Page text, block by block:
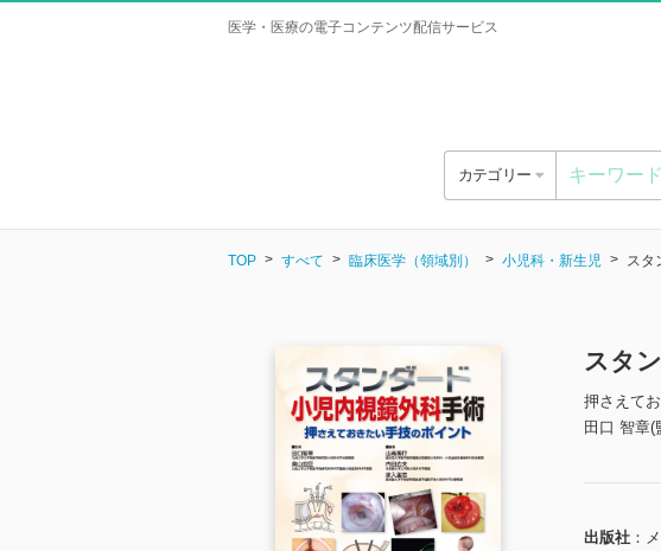
医学・医療の電子コンテンツ配信サービス
カテゴリー
TOP すべて 臨床医学（領域別） 小児科・新生児 スタ
スタ
押さえて
田口 智章
出版社